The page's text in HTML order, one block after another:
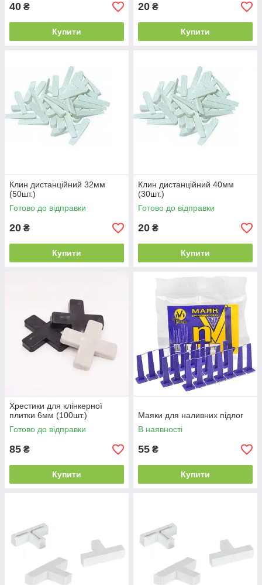
40 ₴
Купити
20 ₴
Купити
Клин дистанційний 32мм
(50шт.)
Готово до відправки
20 ₴
Купити
Клин дистанційний 40мм
(30шт.)
Готово до відправки
20 ₴
Купити
Хрестики для клінкерної
плитки 6мм (100шт.)
Готово до відправки
85 ₴
Купити
Маяки для наливних підлог
В наявності
55 ₴
Купити